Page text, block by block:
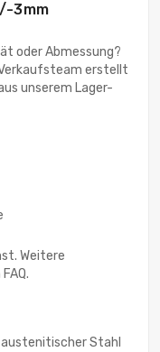
3mm
oder Abmessung?
erstellt
unserem Lager-
Weitere
Stahl